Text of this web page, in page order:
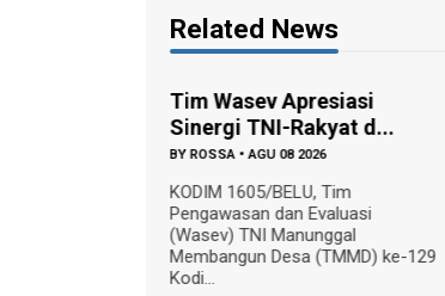
Related News
Tim Wasev Apresiasi
Sinergi TNI-Rakyat d...
BY ROSSA •AGU 08 2026
KODIM 1605/BELU, Tim
Pengawasan dan Evaluasi
(Wasev) TNI Manunggal
Membangun Desa (TMMD) ke-129
Kodi...